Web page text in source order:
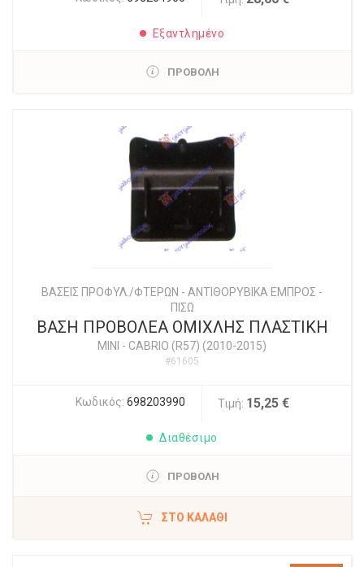
Εξαντλημένο
ΠΡΟΒΟΛΗ
ΒΑΣΕΙΣ ΠΡΟΦΥΛ./ΦΤΕΡΩΝ - ΑΝΤΙΘΟΡΥΒΙΚΑ ΕΜΠΡΟΣ -
ΠΙΣΩ
ΒΑΣΗ ΠΡΟΒΟΛΕΑ ΟΜΙΧΛΗΣ ΠΛΑΣΤΙΚΗ
MINI - CABRIO (R57) (2010-2015)
#61605
Κωδικός: 698203990 Τιμή: 15,25 €
Διαθέσιμο
ΠΡΟΒΟΛΗ
ΣΤΟ ΚΑΛΆΘΙ